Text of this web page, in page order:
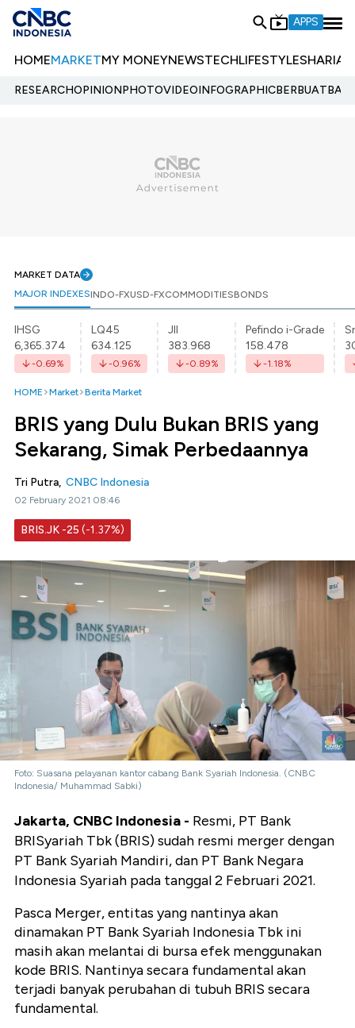
APPS
HOMEMARKETMY MONEYNEWSTECHLIFESTYLESHARIA
RESEARCHOPINIONPHOTOVIDEOINFOGRAPHIC
MARKET DATA
MAJOR INDEXESINDO-FXUSD-FXCOMMODITIESBONDS
IHSG
6,365.374
-0.69%
LQ45
634.125
-0.96%
JII
383.968
-0.89%
Pefindo i-Grade
158.478
-1.18%
HOME Market Berita Market
BRIS yang Dulu Bukan BRIS yang
Sekarang, Simak Perbedaannya
Tri Putra, CNBC Indonesia
02 February 2021 08:46
BRIS.JK -25 (-1.37%)
Foto: Suasana pelayanan kantor cabang Bank Syariah Indonesia. (CNBC
Indonesia/ Muhammad Sabki)
Jakarta, CNBC Indonesia - Resmi, PT Bank
BRISyariah Tbk (BRIS) sudah resmi merger dengan
PT Bank Syariah Mandiri, dan PT Bank Negara
Indonesia Syariah pada tanggal 2 Februari 2021.
Pasca Merger, entitas yang nantinya akan
dinamakan PT Bank Syariah Indonesia Tbk ini
masih akan melantai di bursa efek menggunakan
kode BRIS. Nantinya secara fundamental akan
terjadi banyak perubahan di tubuh BRIS secara
fundamental.